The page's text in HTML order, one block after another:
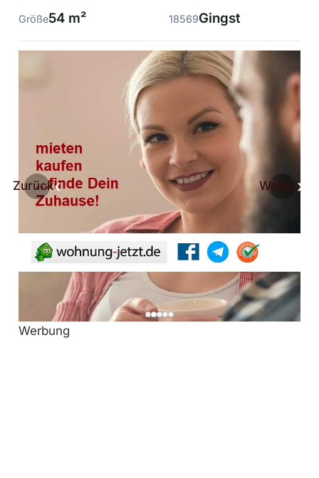
Größe54 m² 18569Gingst
Zurück Weiter
Werbung